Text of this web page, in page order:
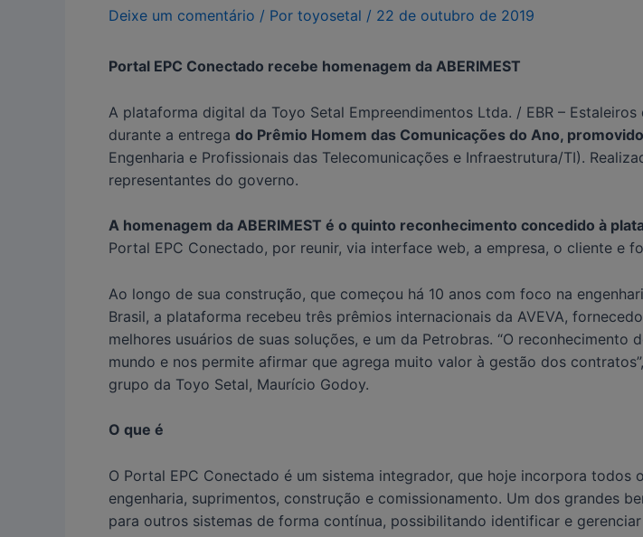
Deixe um comentário / Por toyosetal / 22 de outubro de 2019
Portal EPC Conectado recebe homenagem da ABERIMEST
A plataforma digital da Toyo Setal Empreendimentos Ltda. / EBR –
durante a entrega do Prêmio Homem das Comunicações do Ano, promovido
Engenharia e Profissionais das Telecomunicações e Infraestrutura/TI).
representantes do governo.
A homenagem da ABERIMEST é o quinto reconhecimento concedido à
Portal EPC Conectado, por reunir, via interface web, a empresa, o cliente e
Ao longo de sua construção, que começou há 10 anos com foco na
Brasil, a plataforma recebeu três prêmios internacionais da AVEVA,
melhores usuários de suas soluções, e um da Petrobras. “O
mundo e nos permite afirmar que agrega muito valor à gestão dos
grupo da Toyo Setal, Maurício Godoy.
O que é
O Portal EPC Conectado é um sistema integrador, que hoje incorpora
engenharia, suprimentos, construção e comissionamento. Um dos grandes
para outros sistemas de forma contínua, possibilitando identificar e